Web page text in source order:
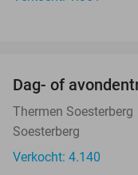
Dag- of
Thermen Soesterberg
Soesterberg
Verkocht: 4.140